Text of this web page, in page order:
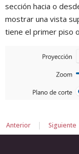
sección hacia o
mostrar una vista
tiene el primer piso
Anterior | Siguiente